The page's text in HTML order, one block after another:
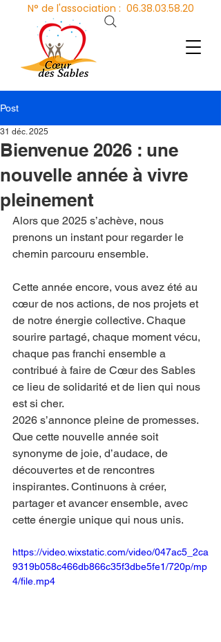
N° de l'association : 06.38.03.58.20
Post
Bienvenue 2026 : une
nouvelle année à vivre
pleinement
31 déc. 2025
Alors que 2025 s’achève, nous
prenons un instant pour regarder le
chemin parcouru ensemble.
Cette année encore, vous avez été au
cœur de nos actions, de nos projets et
de notre énergie collective. Chaque
sourire partagé, chaque moment vécu,
chaque pas franchi ensemble a
contribué à faire de Cœur des Sables
ce lieu de solidarité et de lien qui nous
est si cher.
2026 s’annonce pleine de promesses.
Que cette nouvelle année soit
synonyme de joie, d’audace, de
découvertes et de rencontres
inspirantes. Continuons à créer,
partager et avancer ensemble, avec
cette énergie unique qui nous unis.
https://video.wixstatic.com/video/047ac5_2ca
9319b058c466db866c35f3dbe5fe1/720p/mp
4/file.mp4